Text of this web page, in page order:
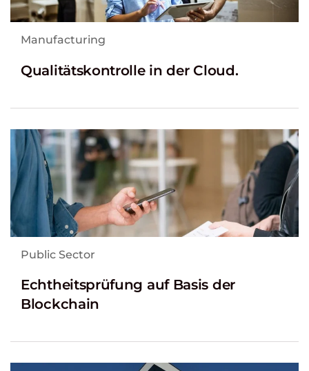
Manufacturing
Qualitätskontrolle in der Cloud.
Public Sector
Echtheitsprüfung auf Basis der
Blockchain